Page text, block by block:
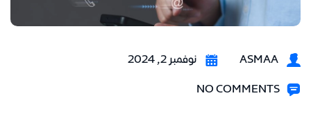
ASMAA نوفمبر 2, 2024
NO COMMENTS